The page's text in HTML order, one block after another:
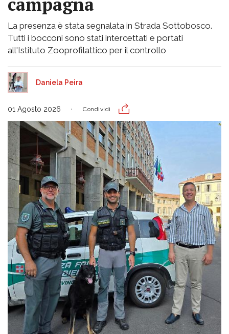
La presenza è stata segnalata in Strada Sottobosco.
Tutti i bocconi sono stati intercettati e portati
all'Istituto Zooprofilattico per il controllo
Daniela Peira
01 Agosto 2026 Condividi